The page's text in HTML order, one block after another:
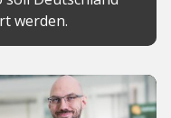
werden.